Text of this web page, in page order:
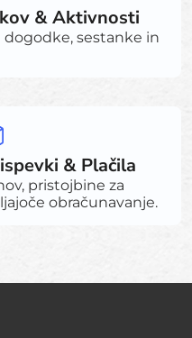
& Aktivnosti
sestanke in
& Plačila
pristojbine za
obračunavanje.